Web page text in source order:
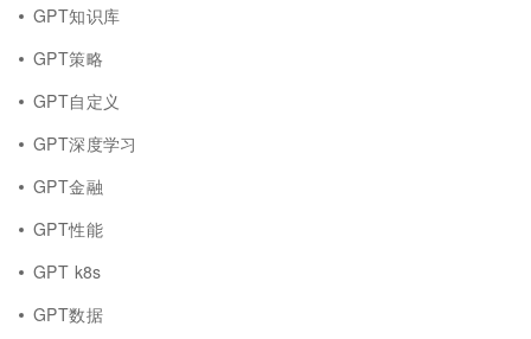
GPT知识库
GPT策略
GPT自定义
GPT深度学习
GPT金融
GPT性能
GPT k8s
GPT数据